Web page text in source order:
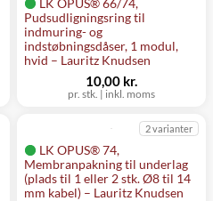
LK OPUS® 66/74,
Pudsudligningsring til
indmuring- og
indstøbningsdåser, 1 modul,
hvid – Lauritz Knudsen
pr. stk. | inkl. moms
10,00 kr.
LK OPUS® 74,
Membranpakning til underlag
(plads til 1 eller 2 stk. Ø8 til 14
mm kabel) – Lauritz Knudsen
2 varianter